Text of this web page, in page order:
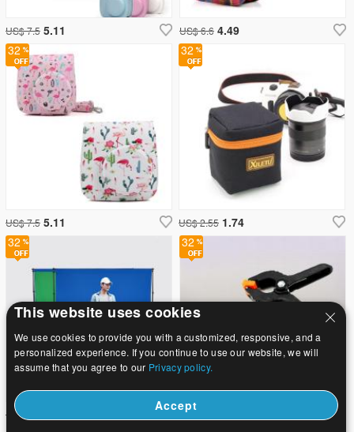
32
US$ 7.5 5.11
32
US$ 8.4
US$ 6.6 4.49
32
US$ 2.55 1.74
US$ 7.5 5.11
32
US$ 12.6
This website uses cookies
We use cookies to provide you with a customized, responsive, and a
personalized experience. If you continue to use our website, we will
assume that you agree to our Privacy policy.
Accept